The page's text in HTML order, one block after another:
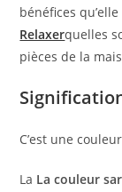
bénéfices
Relaxerquelles
pièces de la
C’est une
La La couleur